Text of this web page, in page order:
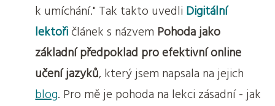
k umíchání." Tak takto uvedli Digitální
lektoři článek s názvem Pohoda jako
základní předpoklad pro efektivní online
učení jazyků, který jsem napsala na jejich
blog. Pro mě je pohoda na lekci zásadní - jak